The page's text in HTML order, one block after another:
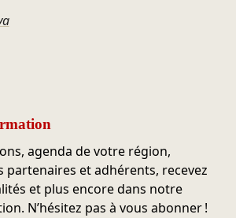
agenda de votre région,
partenaires et adhérents, recevez
et plus encore dans notre
N’hésitez pas à vous abonner !